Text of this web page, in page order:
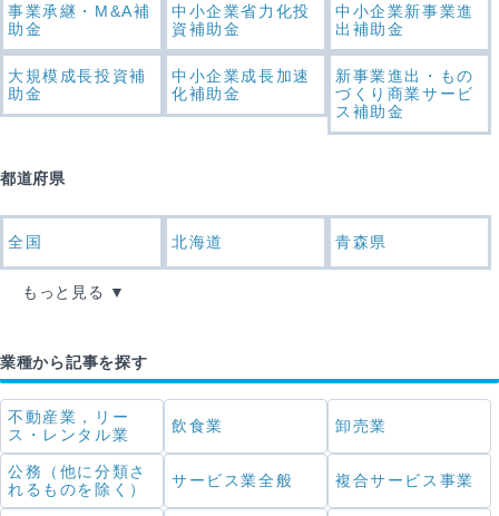
事業承継・M&A補
助金
中小企業省力化投
資補助金
中小企業新事業進
出補助金
大規模成長投資補
助金
中小企業成長加速
化補助金
新事業進出・もの
づくり商業サービ
ス補助金
都道府県
全国 北海道 青森県
もっと見る
業種から記事を探す
不動産業，リー
ス・レンタル業
飲食業 卸売業
公務（他に分類さ
れるものを除く）
サービス業全般 複合サービス事業